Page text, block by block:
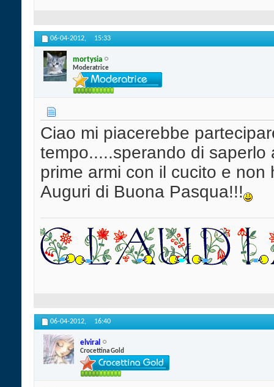
06-04-2012, 15:33
mortysia
Moderatrice
Ciao mi piacerebbe
tempo.....sperando di
prime armi con il cucito e
Auguri di Buona Pasqua!!!
06-04-2012, 16:40
elviral
Crocettina Gold